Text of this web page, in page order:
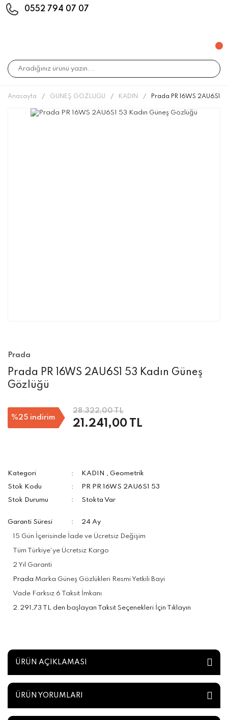
0552 794 07 07
Anasayfa GÜNEŞ GÖZLÜĞÜ KADIN Prada PR 16WS 2AU6S1
Prada
Prada PR 16WS 2AU6S1 53 Kadın Güneş
Gözlüğü
%25 indirim
28.322,00 TL
21.241,00 TL
Kategori KADIN ,Geometrik
Stok Kodu
PR PR 16WS 2AU6S1 53
Stok Durumu
Stokta Var
Garanti Süresi 24 Ay
15 Gün İçerisinde İade ve Ücretsiz Değişim
Tüm Türkiye'ye Ücretsiz Kargo
2 Yıl Garanti
Prada Marka Güneş Gözlükleri Resmi Yetkili Bayi
Vade Farksız 6 Taksit İmkanı
2.291,73 TL den başlayan Taksit Seçenekleri İçin Tıklayın
ÜRÜN AÇIKLAMASI
ÜRÜN YORUMLARI